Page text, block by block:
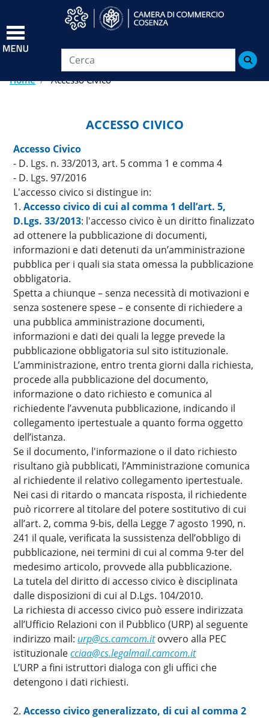
al
principale

Home Accesso Civico
ACCESSO CIVICO
Accesso Civico
- D. Lgs. n. 33/2013, art. 5 comma 1 e comma 4
- D. Lgs. 97/2016
L'accesso civico si distingue in:
1.Accesso civico di cui al comma 1 dell’art. 5,
D.Lgs. 33/2013: l'accesso civico è un diritto finalizzato
ad ottenere la pubblicazione di documenti,
informazioni e dati detenuti da un’amministrazione
pubblica per i quali sia stata omessa la pubblicazione
obbligatoria.
Spetta a chiunque – senza necessità di motivazioni e
senza sostenere spese – e consente di richiedere a
una pubblica amministrazione documenti,
informazioni e dati dei quali la legge prevede la
pubblicazione obbligatoria sul sito istituzionale.
L’amministrazione, entro trenta giorni dalla richiesta,
procede alla pubblicazione del documento,
informazione o dato richiesto e comunica al
richiedente l’avvenuta pubblicazione, indicando il
collegamento ipertestuale a quanto forma oggetto
dell’istanza.
Se il documento, l'informazione o il dato richiesto
risultano già pubblicati, l’Amministrazione comunica
al richiedente il relativo collegamento ipertestuale.
Nei casi di ritardo o mancata risposta, il richiedente
può ricorrere al titolare del potere sostitutivo di cui
all’art. 2, comma 9-bis, della Legge 7 agosto 1990, n.
241 il quale, verificata la sussistenza dell’obbligo di
pubblicazione, nei termini di cui al comma 9-ter del
medesimo articolo, provvede alla pubblicazione.
La tutela del diritto di accesso civico è disciplinata
dalle disposizioni di cui al D.Lgs. 104/2010.
La richiesta di accesso civico può essere indirizzata
all’Ufficio Relazioni con il Pubblico (URP) al seguente
indirizzo mail: urp@cs.camcom.itovvero alla PEC
istituzionalecciaa@cs.legalmail.camcom.it
L’URP a fini istruttori dialoga con gli uffici che
detengono i dati richiesti.
2.Accesso civico generalizzato, di cui al comma 2